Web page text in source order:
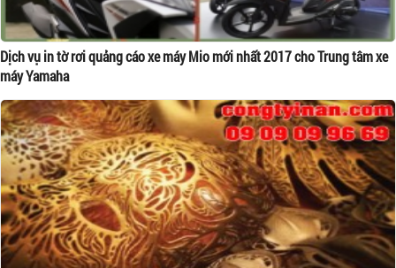
Dịch vụ in tờ rơi quảng cáo xe máy Mio mới nhất 2017 cho Trung tâm xe
máy Yamaha